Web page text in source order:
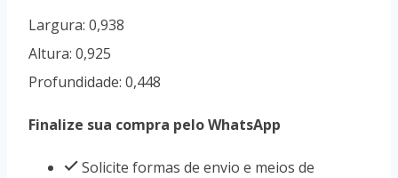
Largura: 0,938
Altura: 0,925
Profundidade: 0,448
Finalize sua compra pelo WhatsApp
Solicite formas de envio e meios de